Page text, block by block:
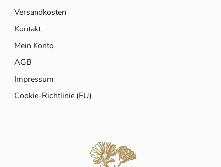
Versandkosten
Kontakt
Mein Konto
AGB
Impressum
Cookie-Richtlinie (EU)